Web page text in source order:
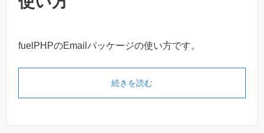
fuelPHPのEmailパッケージの使い方です。
続きを読む